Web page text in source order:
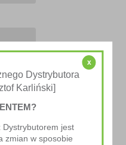
x
Dystrybutora
Karliński]
Dystrybutorem jest
zmian w sposobie